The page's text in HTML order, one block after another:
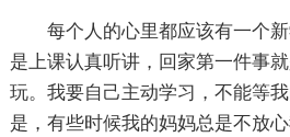
每个人的心里都应该有一个
是上课认真听讲，回家第一件事
玩。我要自己主动学习，不能等
是，有些时候我的妈妈总是不放